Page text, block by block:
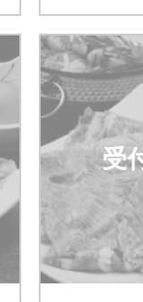
受